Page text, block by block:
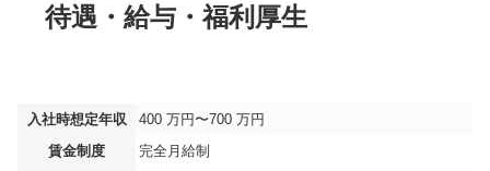
待遇・給与・福利厚生
入社時想定年収
400 万円〜700 万円
賃金制度
完全月給制